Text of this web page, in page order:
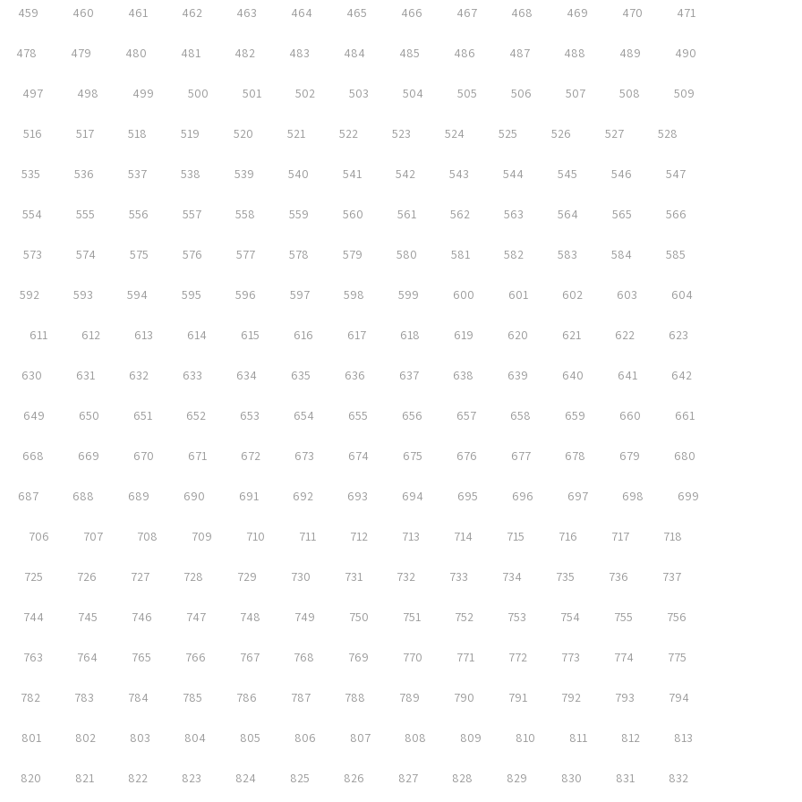
459 460 461 462 463 464 465 466 467 468 469 470 471
478 479 480 481 482 483 484 485 486 487 488 489 490
497 498 499 500 501 502 503 504 505 506 507 508 509
516 517 518 519 520 521 522 523 524 525 526 527 528
535 536 537 538 539 540 541 542 543 544 545 546 547
554 555 556 557 558 559 560 561 562 563 564 565 566
573 574 575 576 577 578 579 580 581 582 583 584 585
592 593 594 595 596 597 598 599 600 601 602 603 604
611 612 613 614 615 616 617 618 619 620 621 622 623
630 631 632 633 634 635 636 637 638 639 640 641 642
649 650 651 652 653 654 655 656 657 658 659 660 661
668 669 670 671 672 673 674 675 676 677 678 679 680
687 688 689 690 691 692 693 694 695 696 697 698 699
706 707 708 709 710 711 712 713 714 715 716 717 718
725 726 727 728 729 730 731 732 733 734 735 736 737
744 745 746 747 748 749 750 751 752 753 754 755 756
763 764 765 766 767 768 769 770 771 772 773 774 775
782 783 784 785 786 787 788 789 790 791 792 793 794
801 802 803 804 805 806 807 808 809 810 811 812 813
820 821 822 823 824 825 826 827 828 829 830 831 832